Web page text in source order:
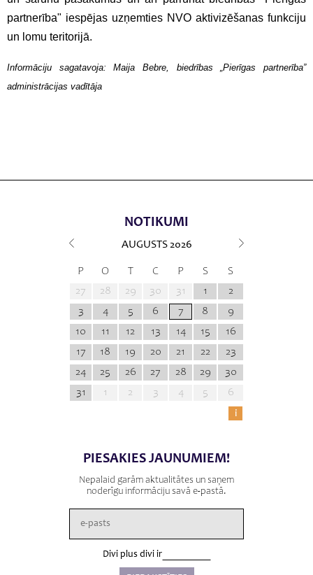
partnerība" iespējas uzņemties NVO aktivizēšanas funkciju
un lomu teritorijā.
Informāciju sagatavoja: Maija Bebre, biedrības „Pierīgas partnerība”
administrācijas vadītāja
NOTIKUMI
AUGUSTS 2026
P O T C P S
S
27
28 29 30 31 1
2
3
4 5 6 7 8
9
10
11 12 13 14 15
16
17
18 19 20 21 22
23
24
25 26 27 28 29
30
31
1 2 3 4 5
6
i
PIESAKIES JAUNUMIEM!
Nepalaid garām aktualitātes un saņem
noderīgu informāciju savā e-pastā.
Divi plus divi ir